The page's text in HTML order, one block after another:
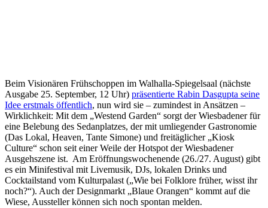
Beim Visionären Frühschoppen im Walhalla-Spiegelsaal (nächste
Ausgabe 25. September, 12 Uhr) präsentierte Rabin Dasgupta seine
Idee erstmals öffentlich, nun wird sie – zumindest in Ansätzen –
Wirklichkeit: Mit dem „Westend Garden“ sorgt der Wiesbadener für
eine Belebung des Sedanplatzes, der mit umliegender Gastronomie
(Das Lokal, Heaven, Tante Simone) und freitäglicher „Kiosk
Culture“ schon seit einer Weile der Hotspot der Wiesbadener
Ausgehszene ist. Am Eröffnungswochenende (26./27. August) gibt
es ein Minifestival mit Livemusik, DJs, lokalen Drinks und
Cocktailstand vom Kulturpalast („Wie bei Folklore früher, wisst ihr
noch?“). Auch der Designmarkt „Blaue Orangen“ kommt auf die
Wiese, Aussteller können sich noch spontan melden.